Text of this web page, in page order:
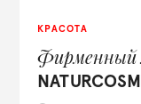
КРАСОТА
Фирменный